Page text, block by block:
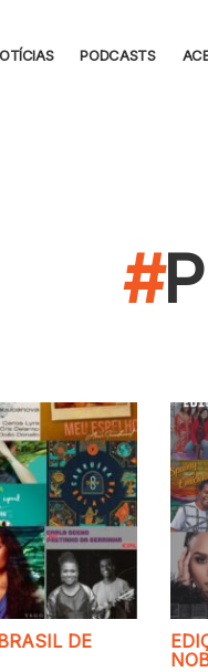
PODCASTS
DE